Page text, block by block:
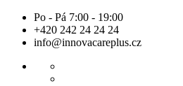
Skip
content
Po - Pá 7:00 - 19:00
+420 242 24 24 24
info@innovacareplus.cz